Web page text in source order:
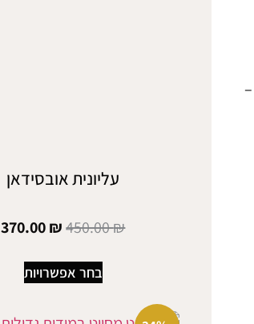
בגדי נשים במידות XS-XL –
עליונית אובסידאן
450.00₪
370.00₪
בחר אפשרויות